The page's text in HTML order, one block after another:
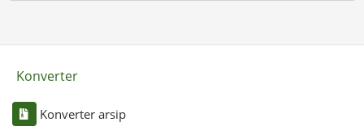
Konverter
Konverter arsip